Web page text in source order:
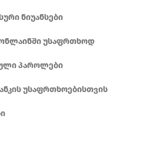
ნიუანსები
უსაფრთხოდ
პაროლები
უსაფრთხოებისთვის